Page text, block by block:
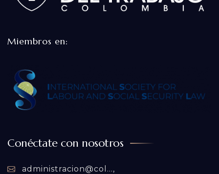
Miembros en:
Conéctate con nosotros
administracion@col...,